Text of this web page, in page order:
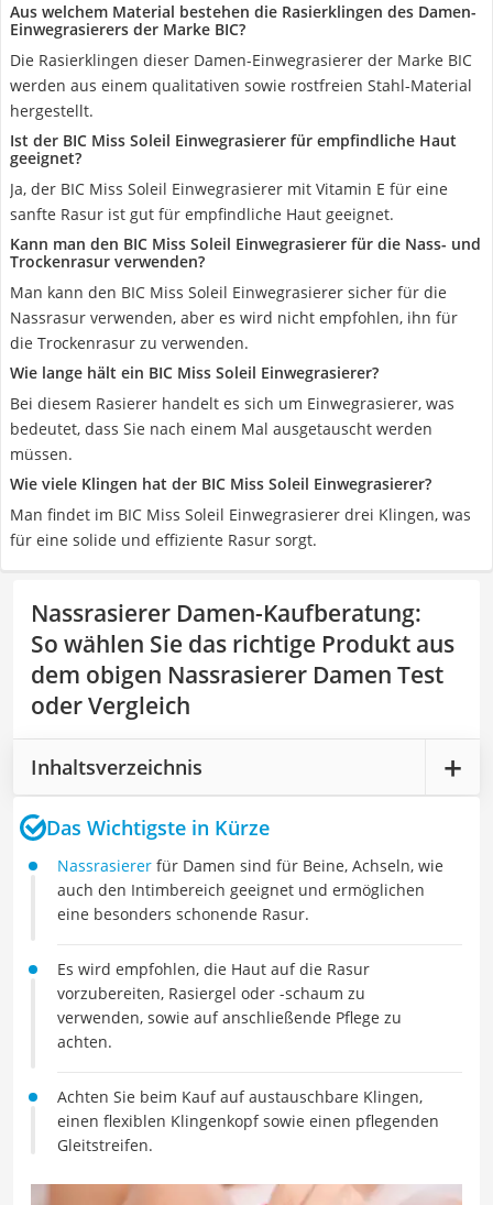
Aus welchem Material bestehen die Rasierklingen des Damen-
Einwegrasierers der Marke BIC?
Die Rasierklingen dieser Damen-Einwegrasierer der Marke BIC
werden aus einem qualitativen sowie rostfreien Stahl-Material
hergestellt.
Ist der BIC Miss Soleil Einwegrasierer für empfindliche Haut
geeignet?
Ja, der BIC Miss Soleil Einwegrasierer mit Vitamin E für eine
sanfte Rasur ist gut für empfindliche Haut geeignet.
Kann man den BIC Miss Soleil Einwegrasierer für die Nass- und
Trockenrasur verwenden?
Man kann den BIC Miss Soleil Einwegrasierer sicher für die
Nassrasur verwenden, aber es wird nicht empfohlen, ihn für
die Trockenrasur zu verwenden.
Wie lange hält ein BIC Miss Soleil Einwegrasierer?
Bei diesem Rasierer handelt es sich um Einwegrasierer, was
bedeutet, dass Sie nach einem Mal ausgetauscht werden
müssen.
Wie viele Klingen hat der BIC Miss Soleil Einwegrasierer?
Man findet im BIC Miss Soleil Einwegrasierer drei Klingen, was
für eine solide und effiziente Rasur sorgt.
Nassrasierer Damen-Kaufberatung:
So wählen Sie das richtige Produkt aus
dem obigen Nassrasierer Damen Test
oder Vergleich
Inhaltsverzeichnis
Das Wichtigste in Kürze
Nassrasierer für Damen sind für Beine, Achseln, wie
auch den Intimbereich geeignet und ermöglichen
eine besonders schonende Rasur.
Es wird empfohlen, die Haut auf die Rasur
vorzubereiten, Rasiergel oder -schaum zu
verwenden, sowie auf anschließende Pflege zu
achten.
Achten Sie beim Kauf auf austauschbare Klingen,
einen flexiblen Klingenkopf sowie einen pflegenden
Gleitstreifen.